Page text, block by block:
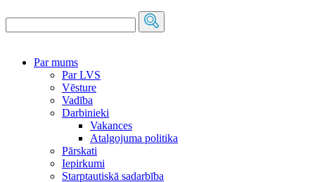
Par mums
Par LVS
Vēsture
Vadība
Darbinieki
Vakances
Atalgojuma politika
Pārskati
Iepirkumi
Starptautiskā sadarbība